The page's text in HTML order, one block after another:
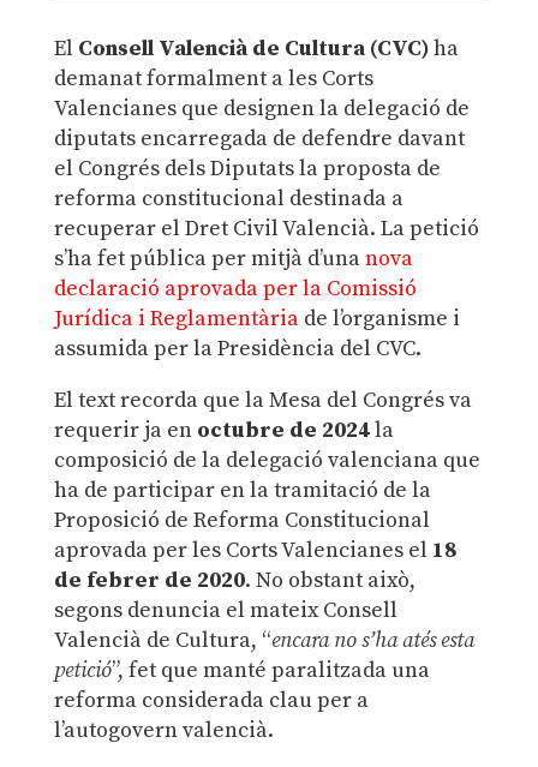
El Consell Valencià de Cultura (CVC) ha
demanat formalment a les Corts
Valencianes que designen la delegació de
diputats encarregada de defendre davant
el Congrés dels Diputats la proposta de
reforma constitucional destinada a
recuperar el Dret Civil Valencià. La petició
s’ha fet pública per mitjà d’unanova
declaració aprovada per la Comissió
Jurídica i Reglamentàriade l’organisme i
assumida per la Presidència del CVC.
El text recorda que la Mesa del Congrés va
requerir ja en octubre de 2024la
composició de la delegació valenciana que
ha de participar en la tramitació de la
Proposició de Reforma Constitucional
aprovada per les Corts Valencianes el 18
de febrer de 2020. No obstant això,
segons denuncia el mateix Consell
Valencià de Cultura, “encara no s’ha atés esta
petició”, fet que manté paralitzada una
reforma considerada clau per a
l’autogovern valencià.